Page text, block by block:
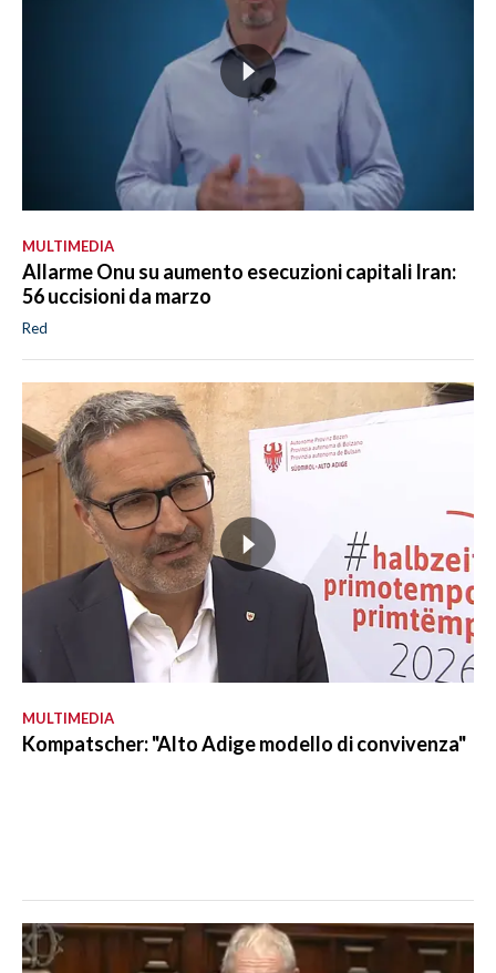
MULTIMEDIA
Allarme Onu su aumento esecuzioni capitali Iran:
56 uccisioni da marzo
Red
MULTIMEDIA
Kompatscher: "Alto Adige modello di convivenza"